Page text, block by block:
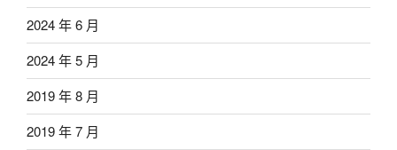
2024 年 6 月
2024 年 5 月
2019 年 8 月
2019 年 7 月